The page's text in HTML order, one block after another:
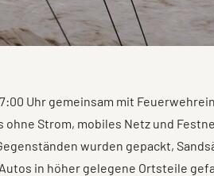
Uhr gemeinsam mit
Strom, mobiles Netz und
wurden gepackt,
in höher gelegene Ortsteile